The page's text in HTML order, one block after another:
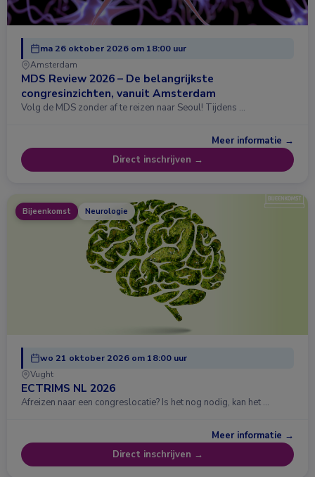
ma 26 oktober 2026 om 18:00 uur
Amsterdam
MDS Review 2026 – De belangrijkste
congresinzichten, vanuit Amsterdam
Volg de MDS zonder af te reizen naar Seoul! Tijdens …
Meer informatie →
Direct inschrijven →
Bijeenkomst Neurologie
wo 21 oktober 2026 om 18:00 uur
Vught
ECTRIMS NL 2026
Afreizen naar een congreslocatie? Is het nog nodig, kan het …
Meer informatie →
Direct inschrijven →